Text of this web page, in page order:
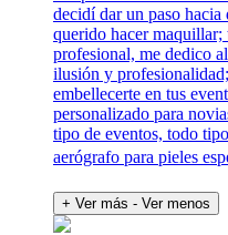
decidí dar un paso hacia
querido hacer maquillar;
profesional, me dedico
ilusión y
embellecerte en tus
personalizado para
tipo de eventos, todo
aerógrafo para pieles
+ Ver más - Ver menos